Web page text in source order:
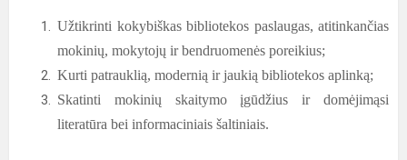
Užtikrinti kokybiškas bibliotekos paslaugas, atitinkančias
mokinių, mokytojų ir bendruomenės poreikius;
Kurti patrauklią, modernią ir jaukią bibliotekos aplinką;
Skatinti mokinių skaitymo įgūdžius ir domėjimąsi
literatūra bei informaciniais šaltiniais.